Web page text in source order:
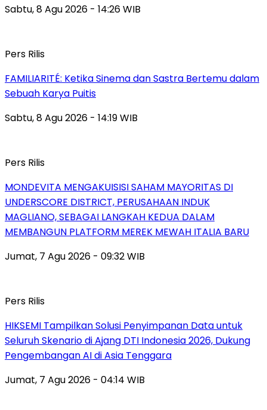
Sabtu, 8 Agu 2026 - 14:26 WIB
Pers Rilis
FAMILIARITÉ: Ketika Sinema dan Sastra Bertemu dalam
Sebuah Karya Puitis
Sabtu, 8 Agu 2026 - 14:19 WIB
Pers Rilis
MONDEVITA MENGAKUISISI SAHAM MAYORITAS DI
UNDERSCORE DISTRICT, PERUSAHAAN INDUK
MAGLIANO, SEBAGAI LANGKAH KEDUA DALAM
MEMBANGUN PLATFORM MEREK MEWAH ITALIA BARU
Jumat, 7 Agu 2026 - 09:32 WIB
Pers Rilis
HIKSEMI Tampilkan Solusi Penyimpanan Data untuk
Seluruh Skenario di Ajang DTI Indonesia 2026, Dukung
Pengembangan AI di Asia Tenggara
Jumat, 7 Agu 2026 - 04:14 WIB